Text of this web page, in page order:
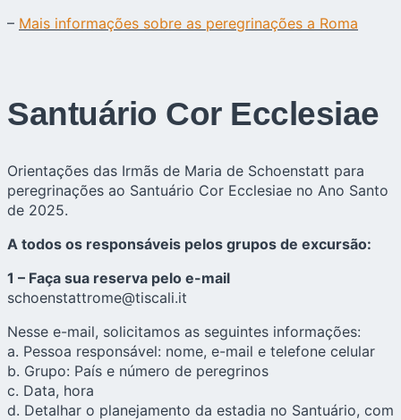
– Mais informações sobre as peregrinações a Roma
Santuário Cor Ecclesiae
Orientações das Irmãs de Maria de Schoenstatt para
peregrinações ao Santuário Cor Ecclesiae no Ano Santo
de 2025.
A todos os responsáveis pelos grupos de excursão:
1 – Faça sua reserva pelo e-mail
schoenstattrome@tiscali.it
Nesse e-mail, solicitamos as seguintes informações:
a. Pessoa responsável: nome, e-mail e telefone celular
b. Grupo: País e número de peregrinos
c. Data, hora
d. Detalhar o planejamento da estadia no Santuário, com